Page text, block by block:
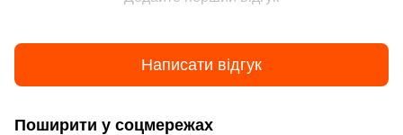
Написати відгук
Поширити у соцмережах